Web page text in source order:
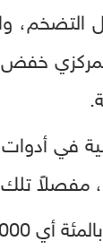
في
مفصلاً تلك